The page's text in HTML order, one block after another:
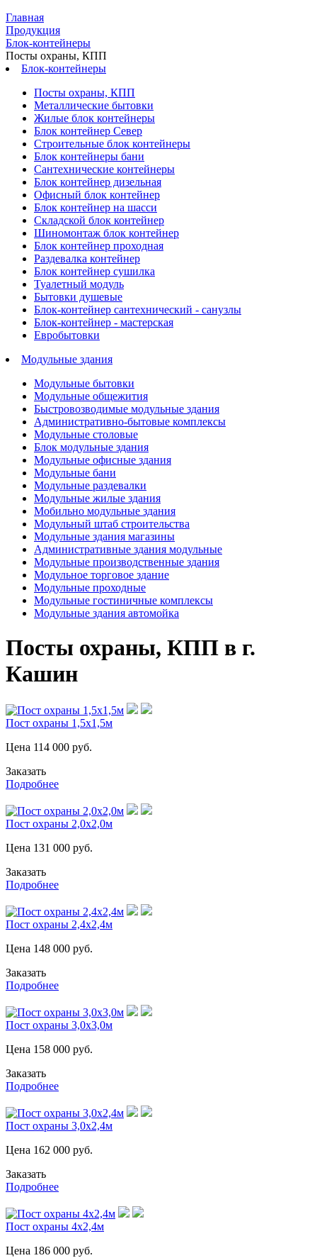
Главная
Продукция
Блок-контейнеры
Посты охраны, КПП
Блок-контейнеры
Посты охраны, КПП
Металлические бытовки
Жилые блок контейнеры
Блок контейнер Север
Строительные блок контейнеры
Блок контейнеры бани
Сантехнические контейнеры
Блок контейнер дизельная
Офисный блок контейнер
Блок контейнер на шасси
Складской блок контейнер
Шиномонтаж блок контейнер
Блок контейнер проходная
Раздевалка контейнер
Блок контейнер сушилка
Туалетный модуль
Бытовки душевые
Блок-контейнер сантехнический - санузлы
Блок-контейнер - мастерская
Евробытовки
Модульные здания
Модульные бытовки
Модульные общежития
Быстровозводимые модульные здания
Административно-бытовые комплексы
Модульные столовые
Блок модульные здания
Модульные офисные здания
Модульные бани
Модульные раздевалки
Модульные жилые здания
Мобильно модульные здания
Модульный штаб строительства
Модульные здания магазины
Административные здания модульные
Модульные производственные здания
Модульное торговое здание
Модульные проходные
Модульные гостиничные комплексы
Модульные здания автомойка
Посты охраны, КПП в г.
Кашин
Пост охраны 1,5х1,5м
Цена 114 000 руб.
Заказать
Подробнее
Пост охраны 2,0х2,0м
Цена 131 000 руб.
Заказать
Подробнее
Пост охраны 2,4х2,4м
Цена 148 000 руб.
Заказать
Подробнее
Пост охраны 3,0х3,0м
Цена 158 000 руб.
Заказать
Подробнее
Пост охраны 3,0х2,4м
Цена 162 000 руб.
Заказать
Подробнее
Пост охраны 4х2,4м
Цена 186 000 руб.